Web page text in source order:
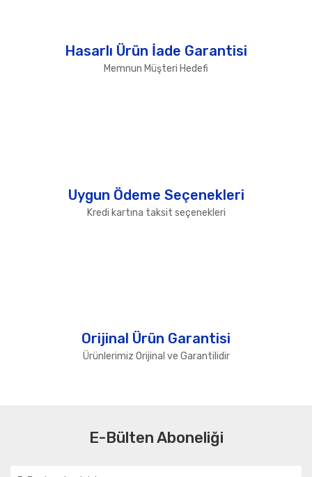
Hasarlı Ürün İade Garantisi
Memnun Müşteri Hedefi
Uygun Ödeme Seçenekleri
Kredi kartına taksit seçenekleri
Orijinal Ürün Garantisi
Ürünlerimiz Orijinal ve Garantilidir
E-Bülten Aboneliği